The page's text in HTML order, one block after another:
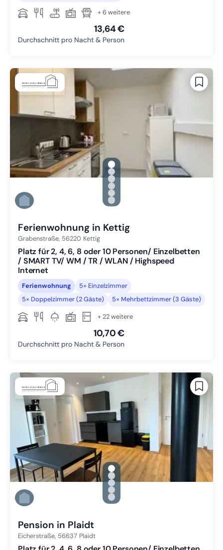
+ 6 weitere
13,64 €
Durchschnitt pro Nacht & Person
gallery.slide_selector
Zu Slide 1 wechseln
Zu Slide 2 wechseln
Zu Slide 3 wechseln
Zu Slide 4 wechseln
Zu Slide 5 wechseln
Zu Slide 6 wechseln
Ferienwohnung in Kettig
Grabenstraße, 56220 Kettig
Platz für 2, 4, 6, 8 oder 10 Personen/ Einzelbetten
/ SMART TV/ WM / TR / WLAN / Highspeed
Internet
Ferienwohnung
5× Einzelzimmer
5× Doppelzimmer (2 Gäste)
5× Mehrbettzimmer (3 Gäste)
+ 22 weitere
10,70 €
Durchschnitt pro Nacht & Person
gallery.slide_selector
Zu Slide 1 wechseln
Zu Slide 2 wechseln
Zu Slide 3 wechseln
Zu Slide 4 wechseln
Zu Slide 5 wechseln
Pension in Plaidt
Eicherstraße, 56637 Plaidt